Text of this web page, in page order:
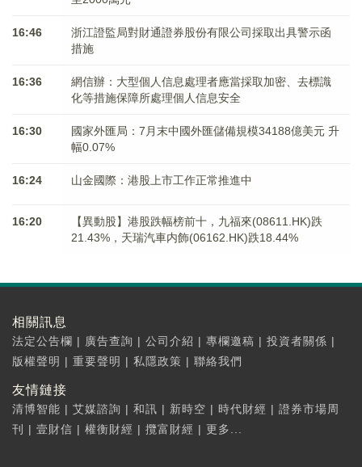
16:46
浙江證監局對財通證券股份有限公司採取出具警示函
措施
16:36
網信辦：大型個人信息處理者應當採取加密、去標識
化等措施保障所處理個人信息安全
16:30
國家外匯局：7月末中國外匯儲備規模34188億美元 升
幅0.07%
16:24 山金國際：港股上市工作正常推進中
16:20
【異動股】港股跌幅榜前十，九福來(08611.HK)跌
21.43%，天瑞汽車内飾(06162.HK)跌18.44%
相關訊息
法定公告欄 | 廣告查詢 | 公司介紹 | 專欄邀稿 | 投資者關係 |
版權聲明 | 重要聲明 | 私隱政策 | 聯絡我們
友情鏈接
清博智能 | 艾媒諮詢 | 和訊 | 新時空 | 時代財經 | 證券市場周
刊
| 壹財信 | 權衡財經 | 攬富財經 | 更多...